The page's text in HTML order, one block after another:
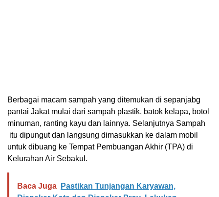
Berbagai macam sampah yang ditemukan di sepanjabg
pantai Jakat mulai dari sampah plastik, batok kelapa, botol
minuman, ranting kayu dan lainnya. Selanjutnya Sampah
itu dipungut dan langsung dimasukkan ke dalam mobil
untuk dibuang ke Tempat Pembuangan Akhir (TPA) di
Kelurahan Air Sebakul.
Baca Juga
Pastikan Tunjangan Karyawan,